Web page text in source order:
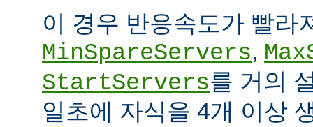
이 경우 반응속도가 빨라
MinSpareServers,
StartServers를 거의
일초에 자식을 4개 이상